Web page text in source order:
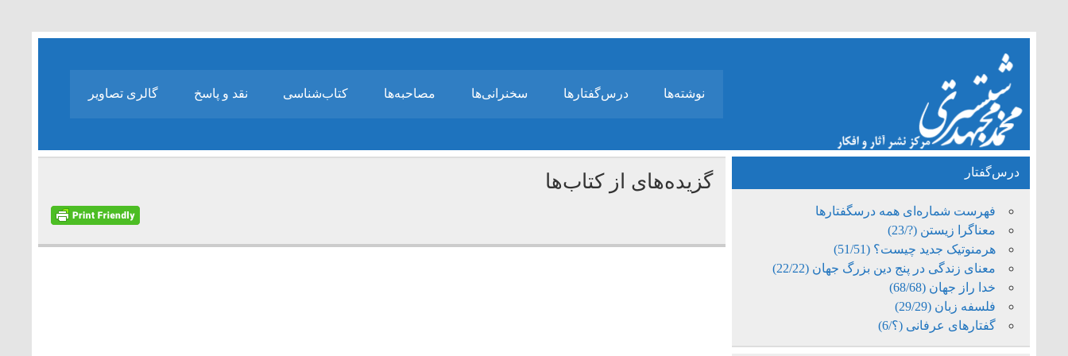
نوشته‌ها درس‌گفتارها سخنرانی‌ها مصاحبه‌ها کتاب‌شناسی نقد و پاسخ گالری تصاویر
گزیده‌های از کتاب‌ها درس‌گفتار
فهرست شماره‌ای همه درسگفتارها
معناگرا زیستن (?/23)
هرمنوتیک جدید چیست؟ (51/51)
معنای زندگی در پنج دین بزرگ جهان (22/22)
خدا راز جهان (68/68)
فلسفه زبان (29/29)
گفتارهای عرفانی (؟/6)